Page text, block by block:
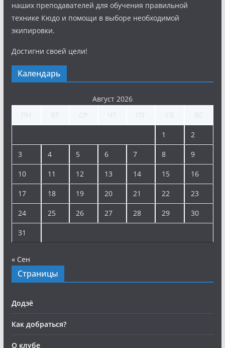
наших преподавателей для обучения правильной
технике Кюдо и помощи в выборе необходимой
экипировки.
Достигни своей цели!
Календарь
Август 2026
1 2
3 4 5 6 7 8 9
10 11 12 13 14 15 16
17 18 19 20 21 22 23
24 25 26 27 28 29 30
31
« Сен
Страницы
Додзё
Как добраться?
О клубе